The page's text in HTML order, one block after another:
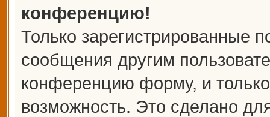
конференцию!
Только зарегистрированные
сообщения другим
конференцию форму, и
возможность. Это сделано